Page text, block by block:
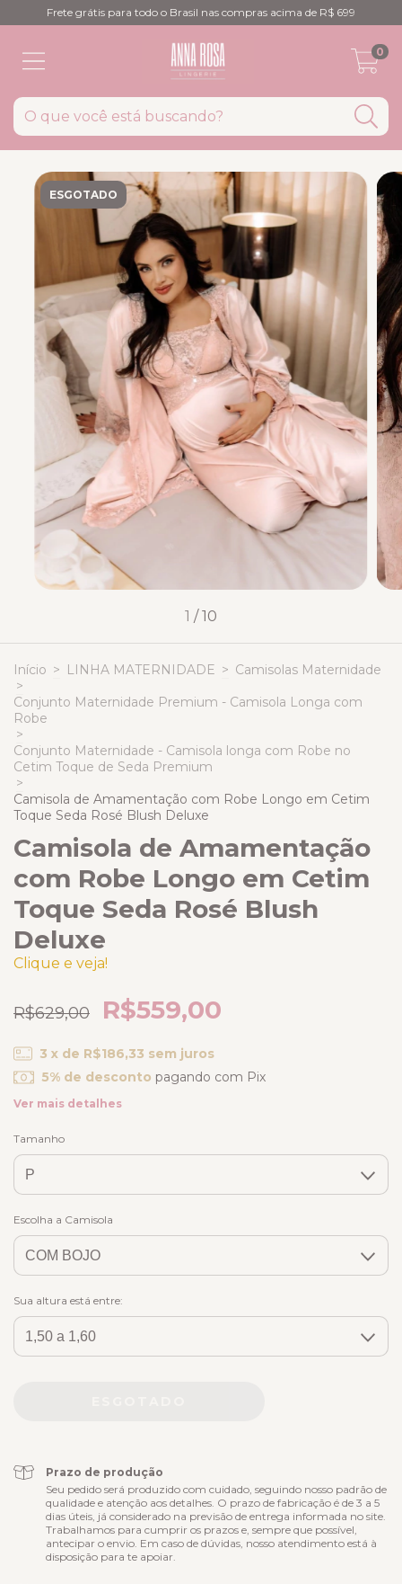
Frete grátis para todo o Brasil nas compras acima de R$ 699
0
ESGOTADO
1 /10
Início > LINHA MATERNIDADE > Camisolas Maternidade
>
Conjunto Maternidade Premium - Camisola Longa com
Robe
>
Conjunto Maternidade - Camisola longa com Robe no
Cetim Toque de Seda Premium
>
Camisola de Amamentação com Robe Longo em Cetim
Toque Seda Rosé Blush Deluxe
Camisola de Amamentação
com Robe Longo em Cetim
Toque Seda Rosé Blush
Deluxe
Clique e veja!
R$629,00 R$559,00
3 x de R$186,33 sem juros
5% de desconto pagando com Pix
Ver mais detalhes
Tamanho
Escolha a Camisola
Sua altura está entre:
Prazo de produção
Seu pedido será produzido com cuidado, seguindo nosso padrão de
qualidade e atenção aos detalhes. O prazo de fabricação é de 3 a 5
dias úteis, já considerado na previsão de entrega informada no site.
Trabalhamos para cumprir os prazos e, sempre que possível,
antecipar o envio. Em caso de dúvidas, nosso atendimento está à
disposição para te apoiar.